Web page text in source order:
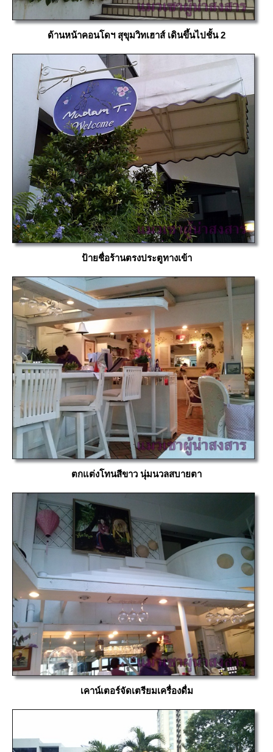
ด้านหน้าคอนโดฯ สุขุมวิทเฮาส์ เดินขึ้นไปชั้น 2
ป้ายชื่อร้านตรงประตูทางเข้า
ตกแต่งโทนสีขาว นุ่มนวลสบายตา
เคาน์เตอร์จัดเตรียมเครื่องดื่ม